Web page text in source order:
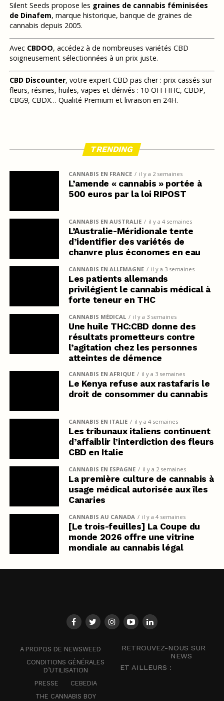
Silent Seeds propose les graines de cannabis féminisées
de Dinafem, marque historique, banque de graines de
cannabis depuis 2005.
Avec CBDOO, accédez à de nombreuses variétés CBD
soigneusement sélectionnées à un prix juste.
CBD Discounter, votre expert CBD pas cher : prix cassés sur
fleurs, résines, huiles, vapes et dérivés : 10-OH-HHC, CBDP,
CBG9, CBDX… Qualité Premium et livraison en 24H.
TRENDING
CANNABIS EN FRANCE il y a 2 semaines
L’amende « cannabis » portée à
500 euros par la loi RIPOST
CANNABIS EN AUSTRALIE il y a 4 semaines
L’Australie-Méridionale tente
d’identifier des variétés de
chanvre plus économes en eau
CANNABIS EN ALLEMAGNE il y a 3 semaines
Les patients allemands
privilégient le cannabis médical à
forte teneur en THC
CANNABIS MÉDICAL il y a 3 semaines
Une huile THC:CBD donne des
résultats prometteurs contre
l’agitation chez les personnes
atteintes de démence
CANNABIS EN AFRIQUE il y a 3 semaines
Le Kenya refuse aux rastafaris le
droit de consommer du cannabis
CANNABIS EN ITALIE il y a 4 semaines
Les tribunaux italiens continuent
d’affaiblir l’interdiction des fleurs
CBD en Italie
CANNABIS EN ESPAGNE il y a 2 semaines
La première culture de cannabis à
usage médical autorisée aux îles
Canaries
CANNABIS AU CANADA il y a 4 semaines
[Le trois-feuilles] La Coupe du
monde 2026 offre une vitrine
mondiale au cannabis légal
A PROPOS DE NEWSWEED
CONDITIONS GÉNÉRALES
D’UTILISATION
PRESSE
CEBEDIA
THE CANNABIS BOY
RETROUVEZ-NOUS SUR
NEWS
ET AILLEURS :